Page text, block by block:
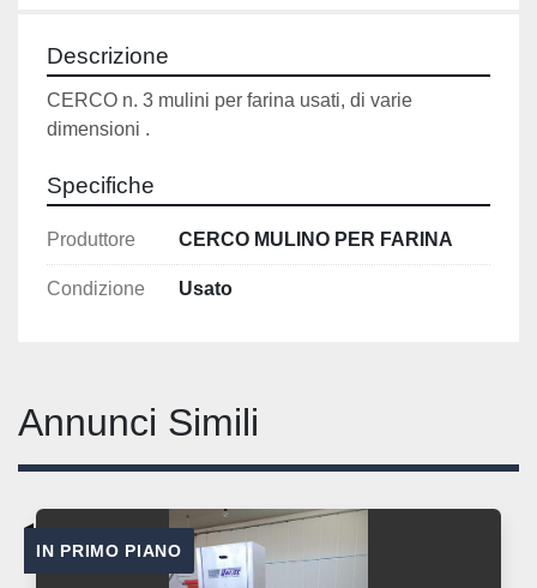
Descrizione
CERCO n. 3 mulini per farina usati, di varie
dimensioni .
Specifiche
Produttore CERCO MULINO PER FARINA
Condizione Usato
Annunci Simili
IN PRIMO PIANO